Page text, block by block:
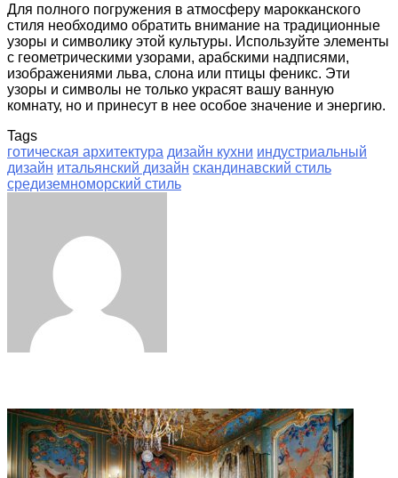
Для полного погружения в атмосферу марокканского
стиля необходимо обратить внимание на традиционные
узоры и символику этой культуры. Используйте элементы
с геометрическими узорами, арабскими надписями,
изображениями льва, слона или птицы феникс. Эти
узоры и символы не только украсят вашу ванную
комнату, но и принесут в нее особое значение и энергию.
Tags
готическая архитектура дизайн кухни индустриальный
дизайн итальянский дизайн скандинавский стиль
средиземноморский стиль